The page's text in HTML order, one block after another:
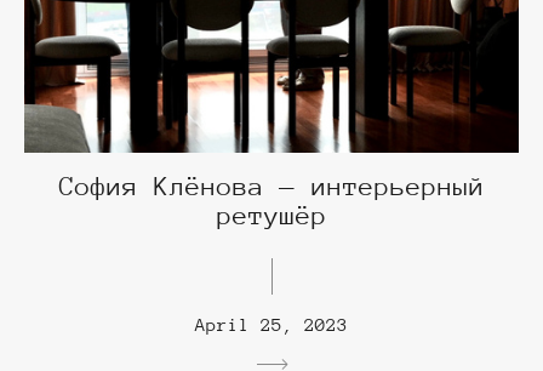
София Клёнова — интерьерный
ретушёр
April 25, 2023